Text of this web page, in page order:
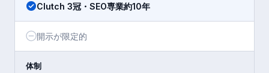
Clutch 3冠・SEO専業約10年
開示が限定的
体制